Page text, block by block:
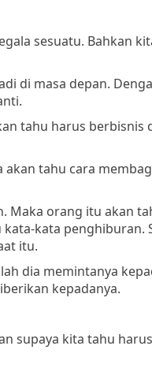
sesuatu. Bahkan
di masa depan.
tahu harus berbisnis
tahu cara
Maka orang itu akan
kata
itu.
dia memintanya
kepadanya.
supaya kita tahu